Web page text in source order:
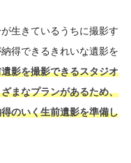
生きているうちに撮影す
得できるきれいな遺影を
影を撮影できるスタジオ
まなプランがあるため、
のいく生前遺影を準備し